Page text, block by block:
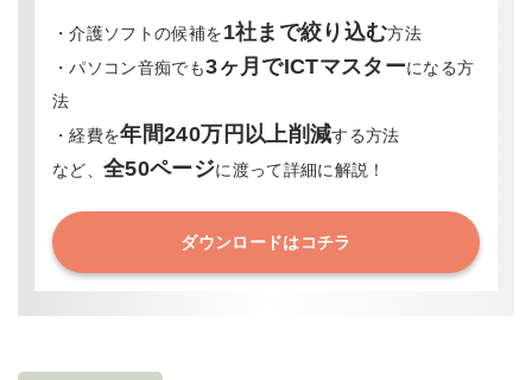
・介護ソフトの候補を1社まで絞り込む方法
・パソコン音痴でも3ヶ月でICTマスターになる方
法
・経費を年間240万円以上削減する方法
など、全50ページに渡って詳細に解説！
ダウンロードはコチラ